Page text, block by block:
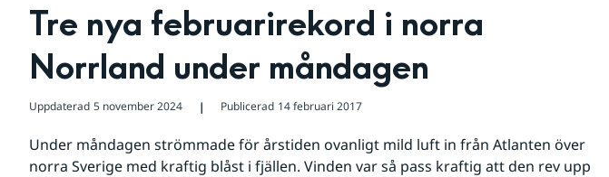
Tre nya februarirekord i norra
Norrland under måndagen
Uppdaterad 5 november 2024 ❘ Publicerad 14 februari 2017
Under måndagen strömmade för årstiden ovanligt mild luft in från Atlanten över
norra Sverige med kraftig blåst i fjällen. Vinden var så pass kraftig att den rev upp